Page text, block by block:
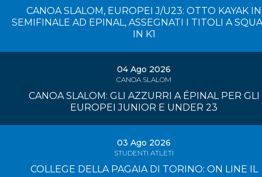
CANOA SLALOM, EUROPEI J/U23: OTTO KAYAK IN
SEMIFINALE AD EPINAL, ASSEGNATI I TITOLI A
IN K1
04 Ago 2026
CANOA SLALOM
CANOA SLALOM: GLI AZZURRI A ÉPINAL PER GLI
EUROPEI JUNIOR E UNDER 23
03 Ago 2026
STUDENTI ATLETI
COLLEGE DELLA PAGAIA DI TORINO: ON LINE IL